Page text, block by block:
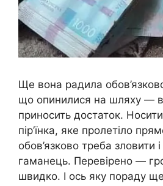
Ще вона радила обов’язково
що опинилися на шляху —
приносить достаток.
пір’їнка, яке пролетіло
обов’язково треба зловити
гаманець. Перевірено —
швидко. І ось яку пораду